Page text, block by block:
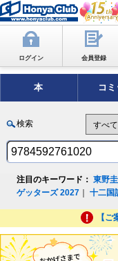
ログイン 会員登録
本 コ
検索
注目のキーワード： 東野
ゲッターズ 2027 ｜十二国
【